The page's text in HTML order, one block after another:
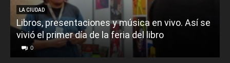
LA CIUDAD
Libros, presentaciones y música en vivo. Así se
vivió el primer día de la feria del libro
0